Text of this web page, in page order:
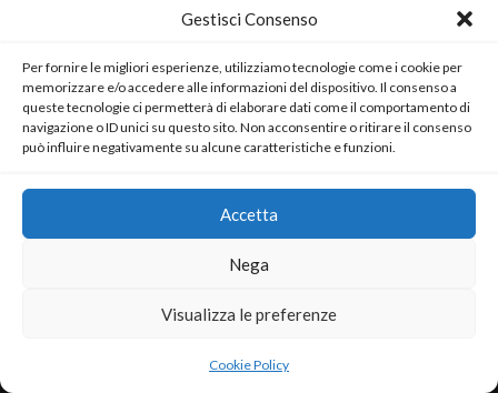
Gestisci Consenso
Per fornire le migliori esperienze, utilizziamo tecnologie come i cookie per
memorizzare e/o accedere alle informazioni del dispositivo. Il consenso a
queste tecnologie ci permetterà di elaborare dati come il comportamento di
navigazione o ID unici su questo sito. Non acconsentire o ritirare il consenso
può influire negativamente su alcune caratteristiche e funzioni.
Accetta
Nega
Visualizza le preferenze
Cookie Policy
28 Marzo 2026
Neve| Powered byWordPress
Contact